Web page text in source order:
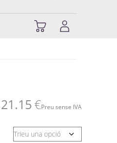
21.15 €Preu sense IVA